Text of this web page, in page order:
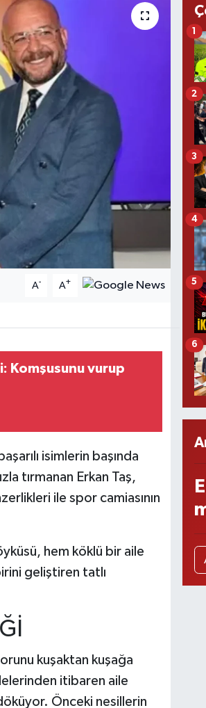
A- A+
Komşusunu vurup
isimlerin başında
tırmanan Erkan Taş,
ile spor camiasının
hem köklü bir aile
geliştiren tatlı
kuşaktan kuşağa
itibaren aile
Önceki nesillerin
1
2
3
4
5
6